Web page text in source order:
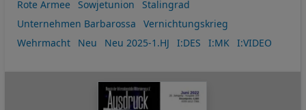
Rote Armee
Sowjetunion
Stalingrad
Unternehmen Barbarossa
Vernichtungskrieg
Wehrmacht
Neu Neu 2025-1.HJ I:DES I:MK I:VIDEO